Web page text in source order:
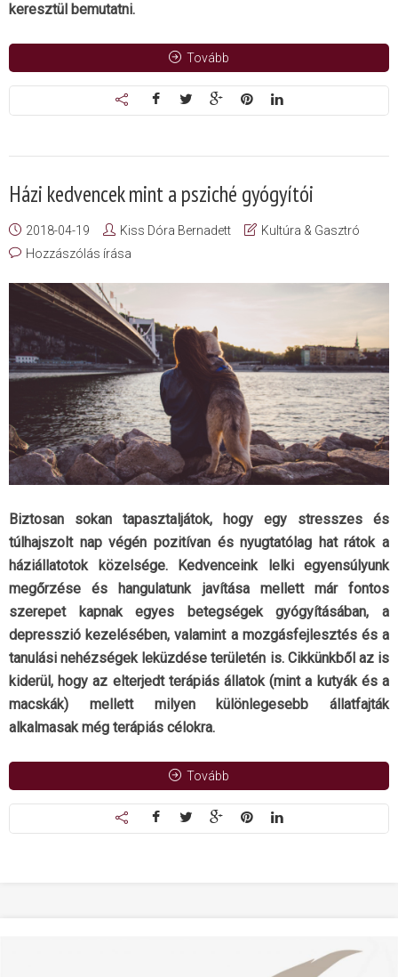
keresztül bemutatni.
Tovább
Házi kedvencek mint a psziché gyógyítói
2018-04-19 Kiss Dóra Bernadett
Kultúra & Gasztró
Hozzászólás írása
Biztosan sokan tapasztaljátok, hogy egy stresszes és
túlhajszolt nap végén pozitívan és nyugtatólag hat rátok a
háziállatotok közelsége. Kedvenceink lelki egyensúlyunk
megőrzése és hangulatunk javítása mellett már fontos
szerepet kapnak egyes betegségek gyógyításában, a
depresszió kezelésében, valamint a mozgásfejlesztés és a
tanulási nehézségek leküzdése területén is. Cikkünkből az is
kiderül, hogy az elterjedt terápiás állatok (mint a kutyák és a
macskák) mellett milyen különlegesebb állatfajták
alkalmasak még terápiás célokra.
Tovább